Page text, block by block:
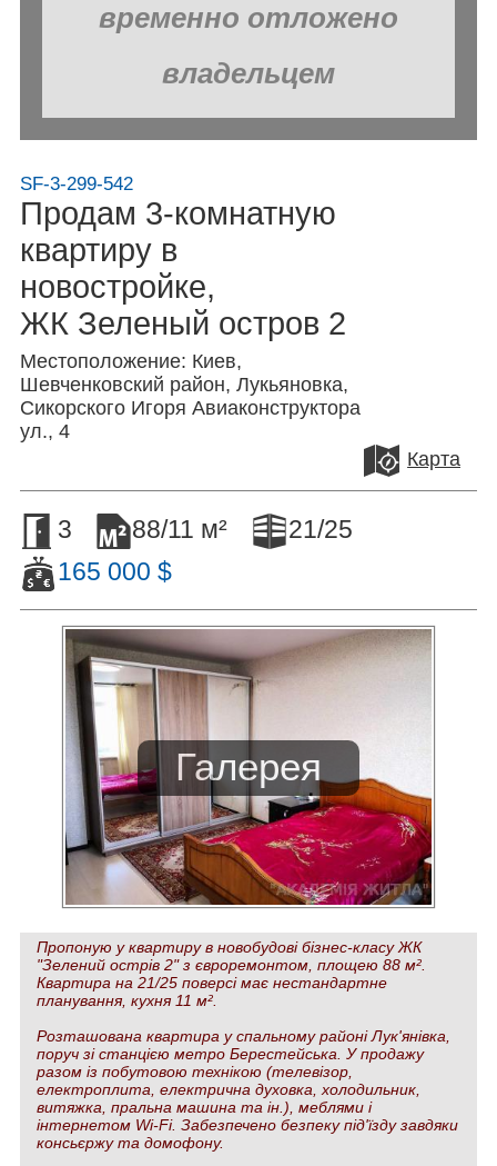
временно отложено
владельцем
SF-3-299-542
Продам 3-комнатную
квартиру в
новостройке,
ЖК Зеленый остров 2
Местоположение: Киев,
Шевченковский район, Лукьяновка,
Сикорского Игоря Авиаконструктора
ул., 4
Карта
3 88/11 м²
21/25
165 000 $
Пропоную у квартиру в новобудові бізнес-класу ЖК
"Зелений острів 2" з євроремонтом, площею 88 м².
Квартира на 21/25 поверсі має нестандартне
планування, кухня 11 м².
Розташована квартира у спальному районі Лук'янівка,
поруч зі станцією метро Берестейська. У продажу
разом із побутовою технікою (телевізор,
електроплита, електрична духовка, холодильник,
витяжка, пральна машина та ін.), меблями і
інтернетом Wi-Fi. Забезпечено безпеку під'їзду завдяки
консьєржу та домофону.